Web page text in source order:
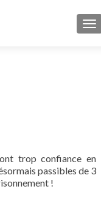
trop confiance en
passibles de 3
!